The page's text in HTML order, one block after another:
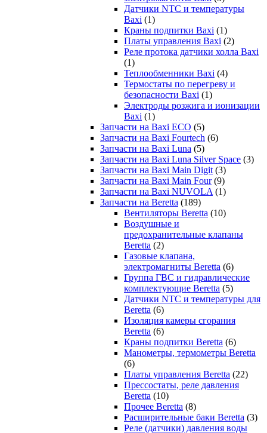
Датчики NTC и температуры
Baxi (1)
Краны подпитки Baxi (1)
Платы управления Baxi (2)
Реле протока датчики холла Baxi
(1)
Теплообменники Baxi (4)
Термостаты по перегреву и
безопасности Baxi (1)
Электроды розжига и ионизации
Baxi (1)
Запчасти на Baxi ECO (5)
Запчасти на Baxi Fourtech (6)
Запчасти на Baxi Luna (5)
Запчасти на Baxi Luna Silver Space (3)
Запчасти на Baxi Main Digit (3)
Запчасти на Baxi Main Four (9)
Запчасти на Baxi NUVOLA (1)
Запчасти на Beretta (189)
Вентиляторы Beretta (10)
Воздушные и
предохранительные клапаны
Beretta (2)
Газовые клапана,
электромагниты Beretta (6)
Группа ГВС и гидравлические
комплектующие Beretta (5)
Датчики NTC и температуры для
Beretta (6)
Изоляция камеры сгорания
Beretta (6)
Краны подпитки Beretta (6)
Манометры, термометры Beretta
(6)
Платы управления Beretta (22)
Прессостаты, реле давления
Beretta (10)
Прочее Beretta (8)
Расширительные баки Beretta (3)
Реле (датчики) давления воды